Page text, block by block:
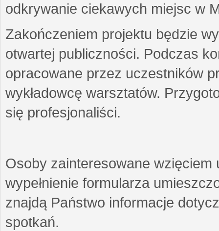
odkrywanie ciekawych miejsc w
Zakończeniem projektu będzie
otwartej publiczności. Podczas
opracowane przez uczestników
wykładowcę warsztatów.
się profesjonaliści.
Osoby zainteresowane wzięciem
wypełnienie formularza
znajdą Państwo informacje
spotkań.